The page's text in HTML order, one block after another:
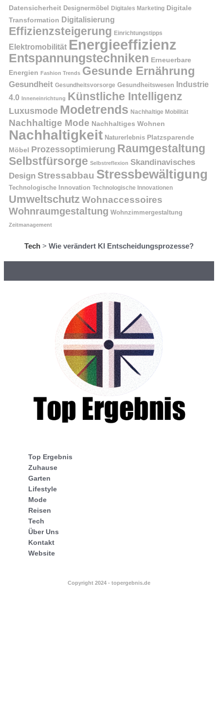
Datensicherheit Designermöbel Digitales Marketing Digitale
Transformation Digitalisierung
Effizienzsteigerung Einrichtungstipps
Elektromobilität Energieeffizienz
Entspannungstechniken Erneuerbare
Energien Fashion Trends Gesunde Ernährung
Gesundheit Gesundheitsvorsorge Gesundheitswesen Industrie
4.0 Inneneinrichtung Künstliche Intelligenz
Luxusmode Modetrends Nachhaltige Mobilität
Nachhaltige Mode Nachhaltiges Wohnen
Nachhaltigkeit Naturerlebnis Platzsparende
Möbel Prozessoptimierung Raumgestaltung
Selbstfürsorge Selbstreflexion Skandinavisches
Design Stressabbau Stressbewältigung
Technologische Innovation Technologische Innovationen
Umweltschutz Wohnaccessoires
Wohnraumgestaltung Wohnzimmergestaltung
Zeitmanagement
Tech > Wie verändert KI Entscheidungsprozesse?
Top Ergebnis
Zuhause
Garten
Lifestyle
Mode
Reisen
Tech
Über Uns
Kontakt
Website
Copyright 2024 - topergebnis.de